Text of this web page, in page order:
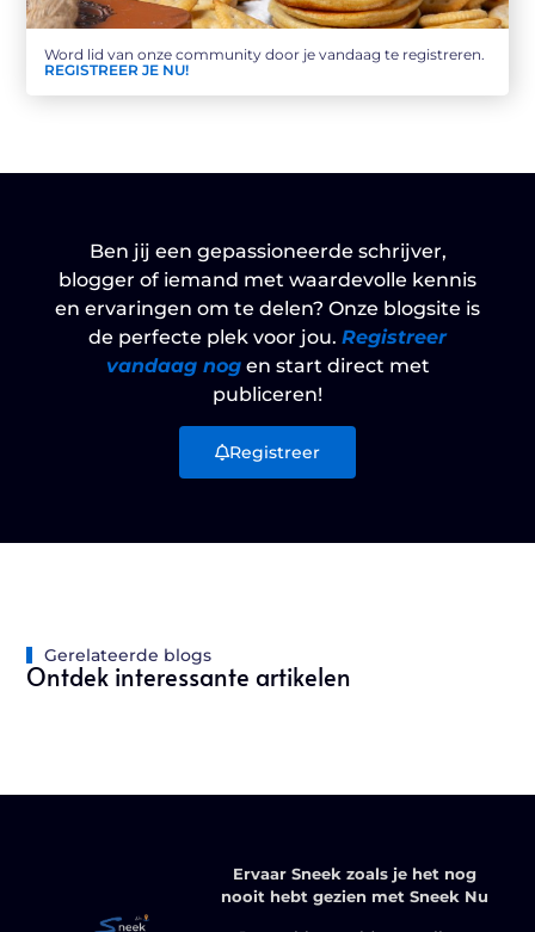
Word lid van onze community door je vandaag te registreren.
REGISTREER JE NU!
Ben jij een gepassioneerde schrijver,
blogger of iemand met waardevolle kennis
en ervaringen om te delen? Onze blogsite is
de perfecte plek voor jou. Registreer
vandaag nogen start direct met
publiceren!
Registreer
Gerelateerde blogs
Ontdek interessante artikelen
Ervaar Sneek zoals je het nog
nooit hebt gezien met Sneek Nu